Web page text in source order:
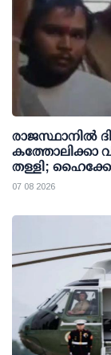
രാജസ്ഥാനിൽ
കത്തോലിക്കാ
തള്ളി;
07 08 2026